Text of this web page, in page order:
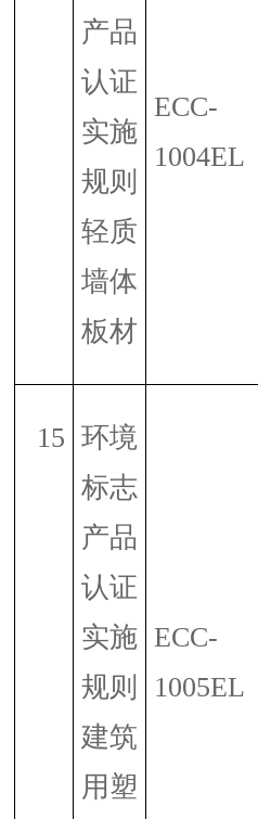
产品
认证
实施
规则
轻质
墙体
板材
ECC-
1004EL
15 环境
标志
产品
认证
实施
规则
建筑
用塑
ECC-
1005EL